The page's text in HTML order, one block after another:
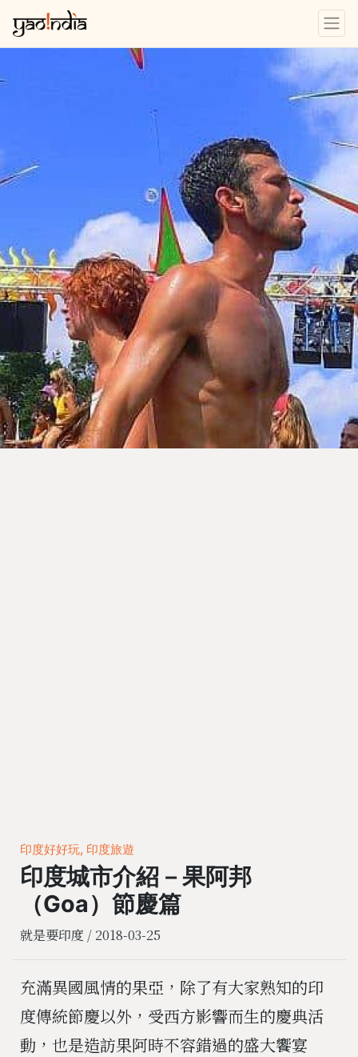
印度好好玩, 印度旅遊
印度城市介紹－果阿邦
（Goa）節慶篇
就是要印度 / 2018-03-25
充滿異國風情的果亞，除了有大家熟知的印
度傳統節慶以外，受西方影響而生的慶典活
動，也是造訪果阿時不容錯過的盛大饗宴